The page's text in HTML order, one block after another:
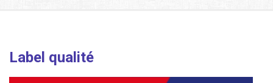
Label qualité